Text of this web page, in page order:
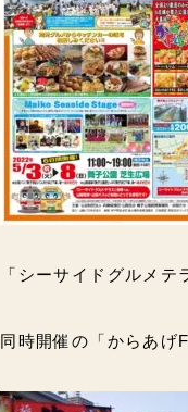
「シーサイドグルメテ
同時開催の「からあげ